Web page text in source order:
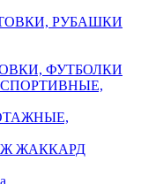
РУБАШКИ
ФУТБОЛКИ
ЖАККАРД